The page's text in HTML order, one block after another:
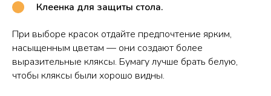
Клеенка для защиты стола.
При выборе красок отдайте предпочтение ярким,
насыщенным цветам — они создают более
выразительные кляксы. Бумагу лучше брать белую,
чтобы кляксы были хорошо видны.